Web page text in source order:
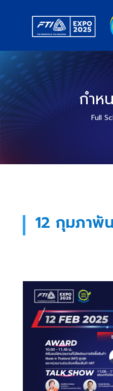
กำห
Full
12 กุมภาพั